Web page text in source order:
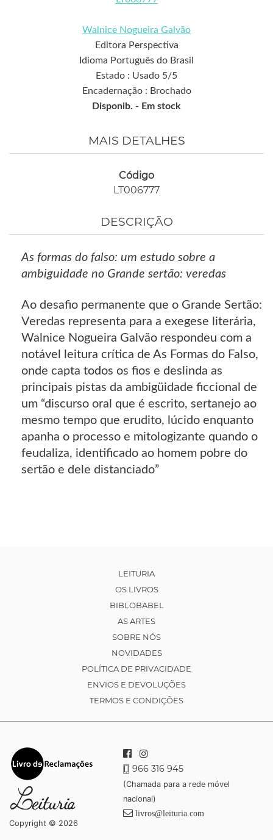
Walnice Nogueira Galvão
Editora Perspectiva
Idioma Português do Brasil
Estado : Usado 5/5
Encadernação : Brochado
Disponib. - Em stock
MAIS DETALHES
Código
LT006777
DESCRIÇÃO
As formas do falso: um estudo sobre a
ambiguidade no Grande sertão: veredas
Ao desafio permanente que o Grande Sertão:
Veredas representa para a exegese literária,
Walnice Nogueira Galvão respondeu com a
notável leitura crítica de As Formas do Falso,
onde capta todos os fios e deslinda as
principais pistas da ambigüidade ficcional de
um “discurso oral que é escrito, sertanejo ao
mesmo tempo que erudito, lúcido enquanto
apanha o processo e mitologizante quando o
feudaliza, identificado ao homem pobre do
sertão e dele distanciado”
LEITURIA
OS LIVROS
BIBLOBABEL
AS ARTES
SOBRE NÓS
NOVIDADES
POLÍTICA DE PRIVACIDADE
ENVIOS E DEVOLUÇÕES
TERMOS E CONDIÇÕES
Copyright © 2026
966 316 945
(Chamada para a rede móvel
nacional)
livros@leituria.com